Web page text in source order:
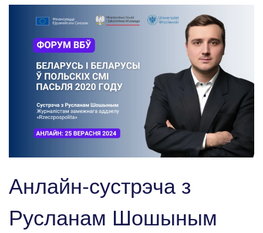
Анлайн-сустрэча з
Русланам Шошыным